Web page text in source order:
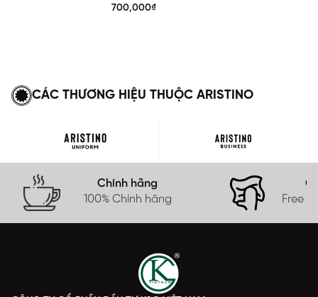
APS615EDP01
700,000₫
CÁC THƯƠNG HIỆU THUỘC ARISTINO
Chính hãng
100% Chính hãng
Free